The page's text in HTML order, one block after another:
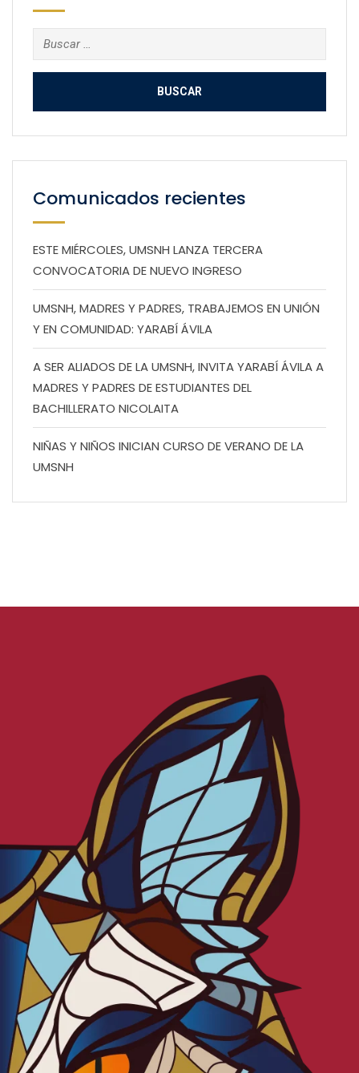
Buscar:
Comunicados recientes
ESTE MIÉRCOLES, UMSNH LANZA TERCERA
CONVOCATORIA DE NUEVO INGRESO
UMSNH, MADRES Y PADRES, TRABAJEMOS EN UNIÓN
Y EN COMUNIDAD: YARABÍ ÁVILA
A SER ALIADOS DE LA UMSNH, INVITA YARABÍ ÁVILA A
MADRES Y PADRES DE ESTUDIANTES DEL
BACHILLERATO NICOLAITA
NIÑAS Y NIÑOS INICIAN CURSO DE VERANO DE LA
UMSNH